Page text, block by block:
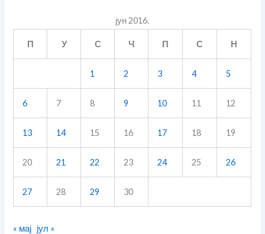
јун 2016.
П У С Ч П С Н
1 2 3 4 5
6 7 8 9 10 11 12
13 14 15 16 17 18 19
20 21 22 23 24 25 26
27 28 29 30
« мај јул »